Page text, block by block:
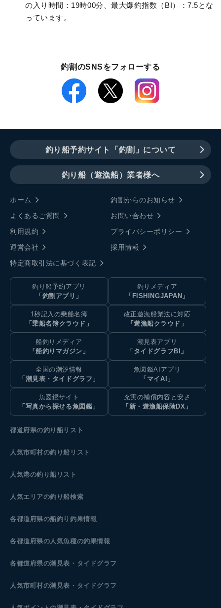
の入り時間：19時00分、最大爆釣指数（BI）：7.5とな
っています。
釣割のSNSをフォローする
釣り船予約サイト「釣割」について
釣り船（遊漁船）業者様へ
ホーム
釣割からのお知らせ
よくあるご質問
お問い合わせ
利用規約
プライバシーポリシー
運営会社
採用情報
特定商取引法に基づく表記
釣り船予約アプリ
「釣割アプリ」
釣りメディア
「FISHINGJAPAN」
1秒記入の乗船名簿
「乗船名簿クラウド」
改正遊漁船業法に対応
「遊漁船クラウド」
船釣りメディア
「船釣りマガジン」
潮見表アプリ
「タイドグラフBI」
全国の潮汐情報
「潮見表・タイドグラフ」
魚図鑑AIアプリ
「マイAI」
魚図鑑サイト
「写真から探せる魚図鑑」
充実の補償内容と安さ
「新・遊漁船保険DX」
都道府県の釣り船リスト
人気市町村の釣り船リスト
人気港の釣り船リスト
人気エリアの釣り船検索
各都道府県の船釣り釣果情報
各都道府県の人気魚種の釣果情報
各都道府県の潮見表 ・タイドグラフ
人気市町村の潮見表・タイドグラフ